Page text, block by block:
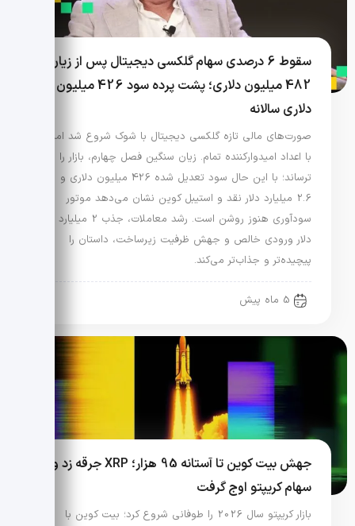
سقوط 6 درصدی سهام گلکسی دیجیتال پس از زیان
482 میلیون دلاری؛ پشت پرده سود 426 میلیون
دلاری سالانه
صورت‌های مالی تازه گلکسی دیجیتال با شوک شروع شد اما
با اعداد امیدوارکننده تمام. زیان سنگین فصل چهارم، بازار را
ترساند؛ با این حال سود تعدیل شده 426 میلیون دلاری و
2.6 میلیارد دلار نقد و استیبل کوین نشان می‌دهد موتور
سودآوری هنوز روشن است. رشد معاملات، جذب 2 میلیارد
دلار ورودی خالص و جهش ظرفیت زیرساخت، داستان را
پیچیده‌تر و جذاب‌تر می‌کند.
5 ماه پیش
جهش بیت کوین تا آستانه 95 هزار؛ XRP جرقه زد و
سهام کریپتو اوج گرفت
بازار کریپتو سال 2026 را طوفانی شروع کرد؛ بیت کوین با